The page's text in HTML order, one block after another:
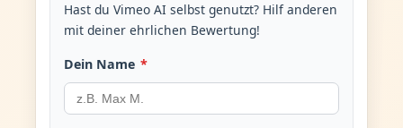
Hast du Vimeo AI selbst genutzt? Hilf anderen
mit deiner ehrlichen Bewertung!
Dein Name *